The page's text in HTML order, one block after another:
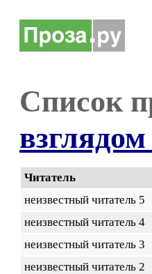
Список
Читатель
неизвестный читатель 5
неизвестный читатель 4
неизвестный читатель 3
неизвестный читатель 2